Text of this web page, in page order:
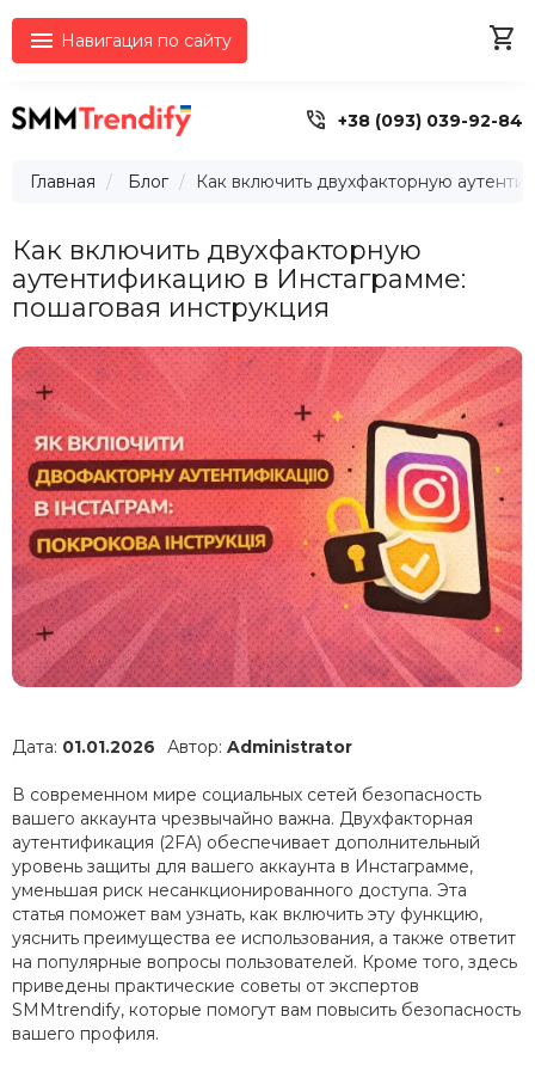
 Навигация по сайту 
 +38 (093) 039-92-84
Главная Блог Как включить двухфакторную
Как включить двухфакторную
аутентификацию в Инстаграмме:
пошаговая инструкция
Дата: 01.01.2026 Автор: Administrator
В современном мире социальных сетей безопасность
вашего аккаунта чрезвычайно важна. Двухфакторная
аутентификация (2FA) обеспечивает дополнительный
уровень защиты для вашего аккаунта в Инстаграмме,
уменьшая риск несанкционированного доступа. Эта
статья поможет вам узнать, как включить эту функцию,
уяснить преимущества ее использования, а также ответит
на популярные вопросы пользователей. Кроме того, здесь
приведены практические советы от экспертов
SMMtrendify, которые помогут вам повысить безопасность
вашего профиля.